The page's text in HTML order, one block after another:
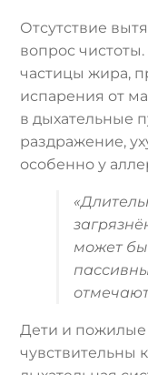
Отсутствие
вопрос чистоты.
частицы жира,
испарения от
в дыхательные
раздражение,
особенно у
может
Дети и
чувствительны